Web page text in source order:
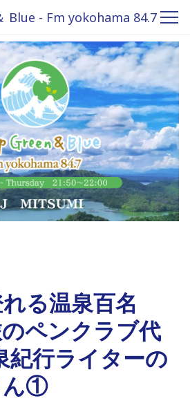
Blue - Fm yokohama 84.7
る温泉百名
ペンクラブ代
紀行ライターの
ん①